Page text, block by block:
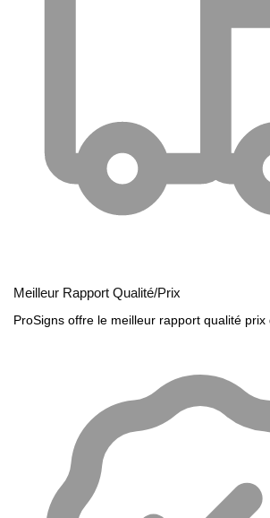
Meilleur Rapport Qualité/Prix
ProSigns offre le meilleur rapport qualité prix